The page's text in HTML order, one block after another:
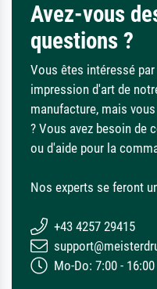
Avez-vous
questions ?
Vous êtes intéressé par
impression d'art de
manufacture, mais
? Vous avez besoin de
ou d'aide pour la
Nos experts se feront
+43 4257 29415
Mo-Do: 7:00 -